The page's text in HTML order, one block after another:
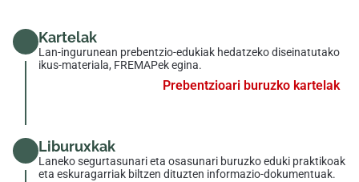
Kartelak
Lan-ingurunean prebentzio-edukiak hedatzeko diseinatutako
ikus-materiala, FREMAPek egina.
Prebentzioari buruzko kartelak
Liburuxkak
Laneko segurtasunari eta osasunari buruzko eduki praktikoak
eta eskuragarriak biltzen dituzten informazio-dokumentuak.